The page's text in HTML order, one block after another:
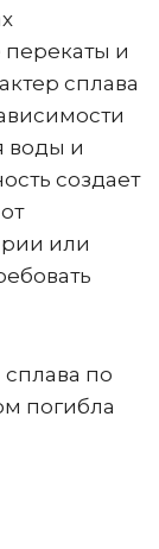
перекаты и
сплава
воды и
создает
или
сплава по
погибла